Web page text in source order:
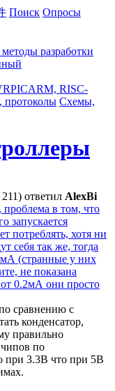
Поиск Опросы
разработки
PICARM, RISC-
протоколы Схемы,
ответил AlexBi
в том, что
запускается
потреблять, хотя ни
себя так же, тогда
(странные у них
не показана
0.2мА они просто
сравнению с
конденсатор,
правильно
по
при 3.3В что при 5В